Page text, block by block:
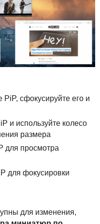
сфокусируйте его и
и используйте колесо
размера
для просмотра
для фокусировки
для изменения,